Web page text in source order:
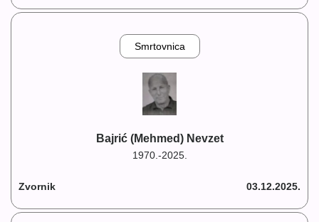
Smrtovnica
Bajrić (Mehmed) Nevzet
1970.-2025.
Zvornik 03.12.2025.